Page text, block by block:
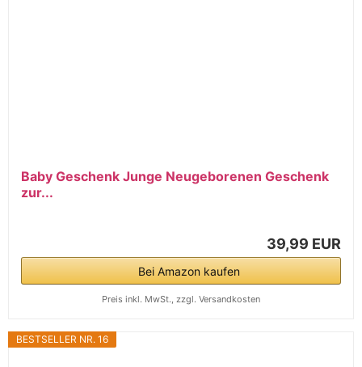
Baby Geschenk Junge Neugeborenen Geschenk
zur...
39,99 EUR
Bei Amazon kaufen
Preis inkl. MwSt., zzgl. Versandkosten
BESTSELLER NR. 16